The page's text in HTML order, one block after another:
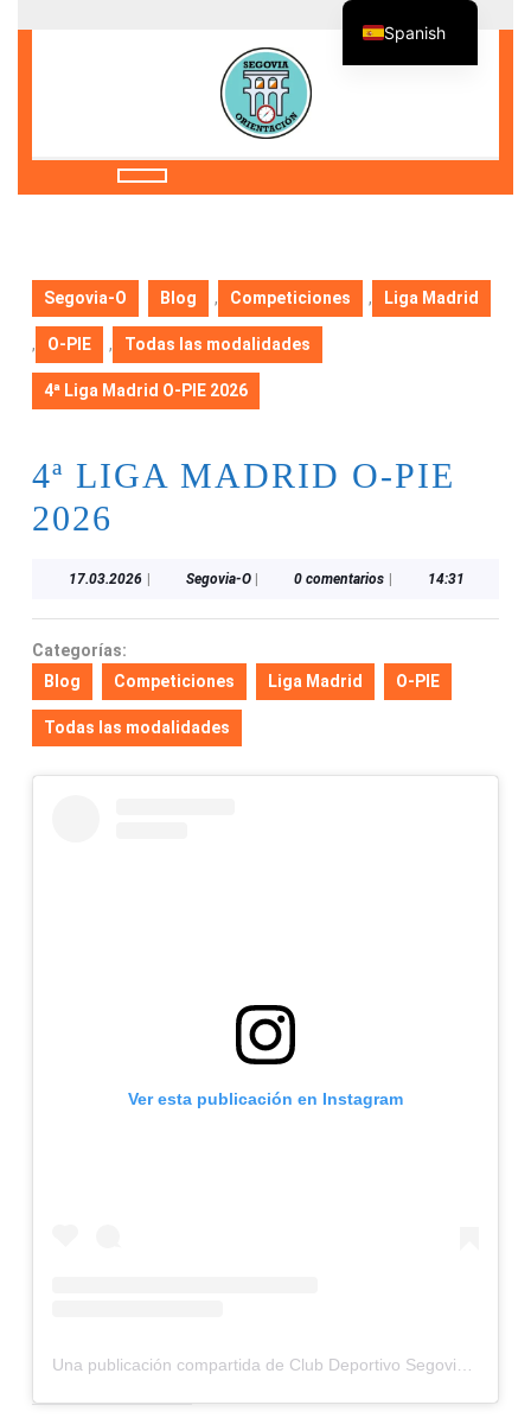
al
de
Segovia-O Blog , Competiciones , Liga Madrid
, O-PIE , Todas las modalidades
4ª Liga Madrid O-PIE 2026
4ª LIGA MADRID O-PIE
2026
17.03.202617.03.2026Segovia-OSegovia-0 comentarios 14:31
Categorías:
Blog
Competiciones Liga Madrid O-PIE
Todas las modalidades
Ver esta publicación en Instagram
Una publicación compartida de Club Deportivo Segovia Orientación (@segoviaorientacion)
Spanish